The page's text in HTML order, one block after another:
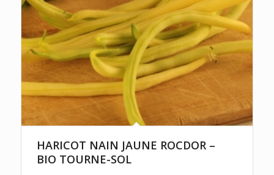
HARICOT NAIN JAUNE ROCDOR –
BIO TOURNE-SOL